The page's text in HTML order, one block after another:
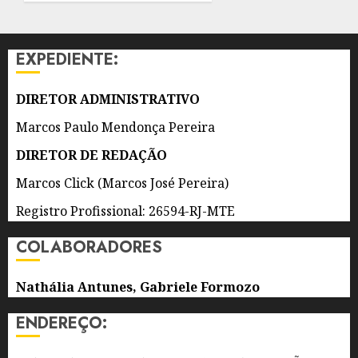
DE
7 DE
AGOSTO
0
EXPEDIENTE:
DIRETOR ADMINISTRATIVO
Marcos Paulo Mendonça Pereira
DIRETOR DE REDAÇÃO
Marcos Click (Marcos José Pereira)
Registro Profissional: 26594-RJ-MTE
COLABORADORES
Nathália Antunes, Gabriele Formozo
ENDEREÇO: